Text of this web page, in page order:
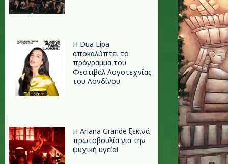
Η Dua Lipa
αποκαλύπτει το
πρόγραμμα του
Φεστιβάλ Λογοτεχνίας
του Λονδίνου
Η Ariana Grande ξεκινά
πρωτοβουλία για την
ψυχική υγεία!